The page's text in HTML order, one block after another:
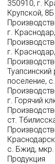
350910, г.
Крупской, 8Б
г.
г.
поселение,
г. Горячий
ст.
с. Бжид, мкр.
Продукция